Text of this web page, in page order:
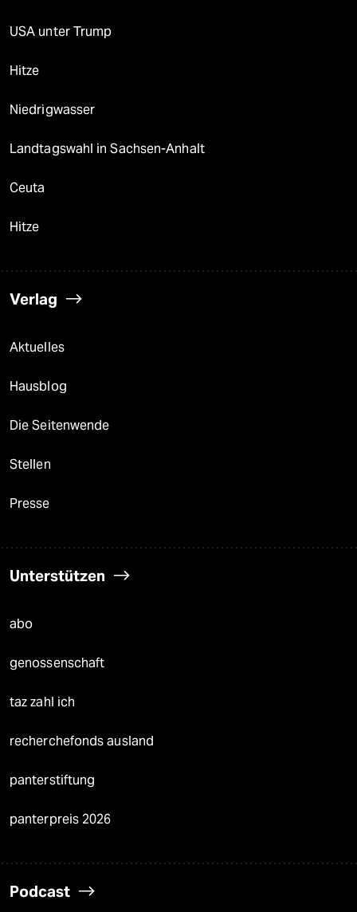
USA unter Trump
Hitze
Niedrigwasser
Landtagswahl in Sachsen-Anhalt
Ceuta
Hitze
Verlag
Aktuelles
Hausblog
Die Seitenwende
Stellen
Presse
Unterstützen
abo
genossenschaft
taz zahl ich
recherchefonds ausland
panterstiftung
panterpreis 2026
Podcast